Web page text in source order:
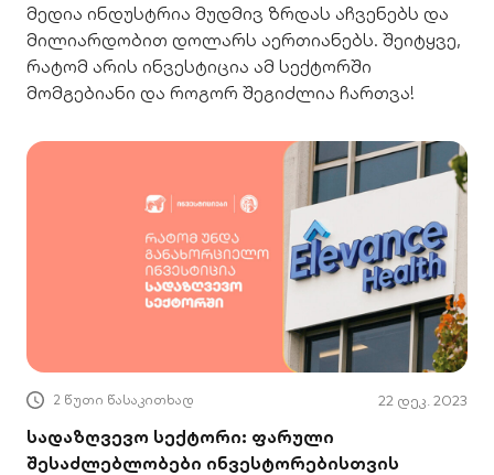
მედია ინდუსტრია მუდმივ ზრდას აჩვენებს და
მილიარდობით დოლარს აერთიანებს. შეიტყვე,
რატომ არის ინვესტიცია ამ სექტორში
მომგებიანი და როგორ შეგიძლია ჩართვა!
2 წუთი წასაკითხად 22 დეკ. 2023
სადაზღვევო სექტორი: ფარული
შესაძლებლობები ინვესტორებისთვის